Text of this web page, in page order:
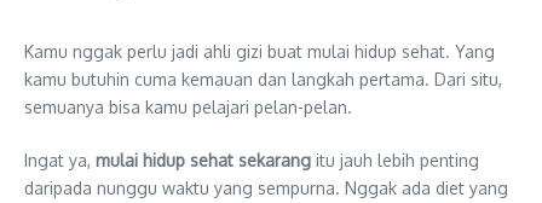
Kamu nggak perlu jadi ahli gizi buat mulai hidup sehat. Yang
kamu butuhin cuma kemauan dan langkah pertama. Dari situ,
semuanya bisa kamu pelajari pelan-pelan.
Ingat ya, mulai hidup sehat sekarang itu jauh lebih penting
daripada nunggu waktu yang sempurna. Nggak ada diet yang